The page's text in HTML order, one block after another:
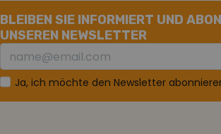
BLEIBEN SIE INFORMIERT UND
UNSEREN NEWSLETTER
Ja, ich möchte den Newsletter